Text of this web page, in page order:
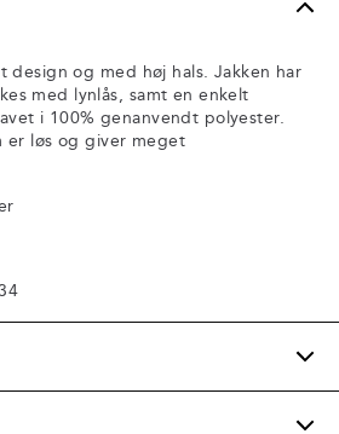
design og med høj hals. Jakken har
med lynlås, samt en enkelt
i 100% genanvendt polyester.
er løs og giver meget